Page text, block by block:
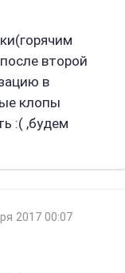
второй
в
клопы
:( ,будем
2017 00:07